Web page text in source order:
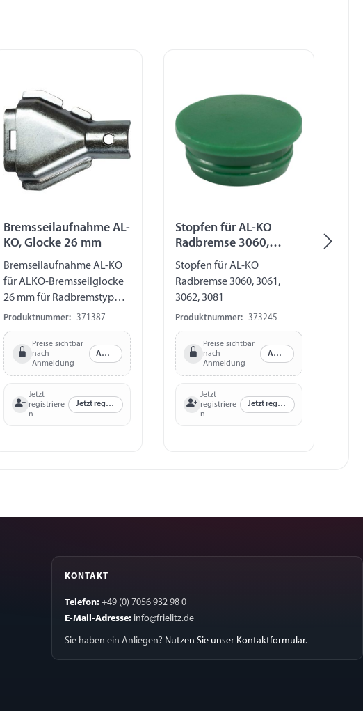
Bremsseilaufnahme AL-
KO, Glocke 26 mm
Bremseilaufnahme AL-KO
für ALKO-Bremsseilglocke
26 mm für Radbremstypen
1637, 2051, 2361
Produktnummer: 371387
Preise sichtbar
nach
Anmeldung
Anmelden
Jetzt
registriere
n
Jetzt registrieren
Stopfen für AL-KO
Radbremse 3060,
3061, 3062, 3081
Stopfen für AL-KO
Radbremse 3060, 3061,
3062, 3081
Produktnummer: 373245
Preise sichtbar
nach
Anmeldung
Anmelden
Jetzt
registriere
n
Jetzt registrieren
KONTAKT
Telefon: +49 (0) 7056 932 98 0
E-Mail-Adresse: info@frielitz.de
Sie haben ein Anliegen? Nutzen Sie unser Kontaktformular.